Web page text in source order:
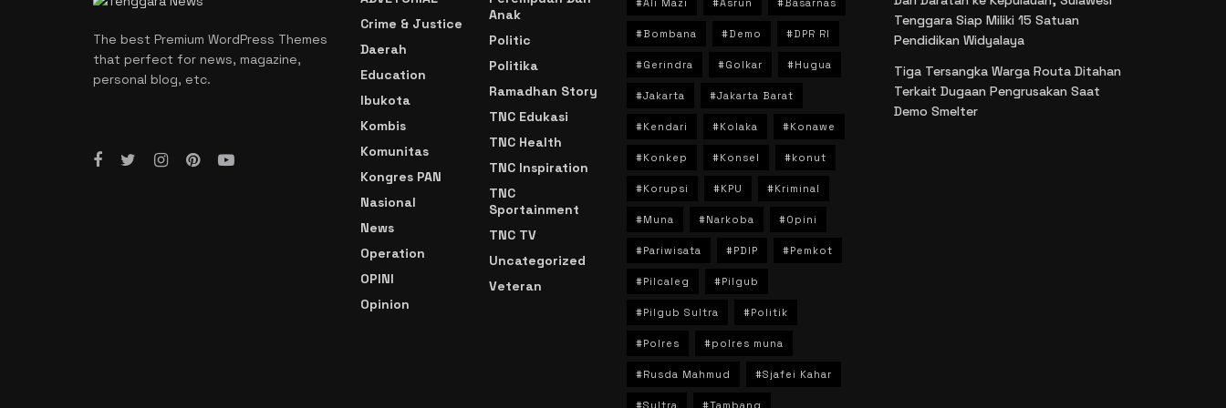
The best Premium WordPress Themes
that perfect for news, magazine,
personal blog, etc.
Crime & Justice
Daerah
Education
Ibukota
Kombis
Komunitas
Kongres PAN
Nasional
News
Operation
OPINI
Opinion
Anak
Politic
Politika
Ramadhan Story
TNC Edukasi
TNC Health
TNC Inspiration
TNC
Sportainment
TNC TV
Uncategorized
Veteran
#Ali Mazi #Asrun #Basarnas
#Bombana #Demo #DPR RI
#Gerindra #Golkar #Hugua
#Jakarta #Jakarta Barat
#Kendari #Kolaka #Konawe
#Konkep #Konsel #konut
#Korupsi #KPU #Kriminal
#Muna #Narkoba #Opini
#Pariwisata #PDIP #Pemkot
#Pilcaleg #Pilgub
#Pilgub Sultra #Politik
#Polres #polres muna
#Rusda Mahmud #Sjafei Kahar
#Sultra #Tambang
Tenggara Siap Miliki 15 Satuan
Pendidikan Widyalaya
Tiga Tersangka Warga Routa Ditahan
Terkait Dugaan Pengrusakan Saat
Demo Smelter